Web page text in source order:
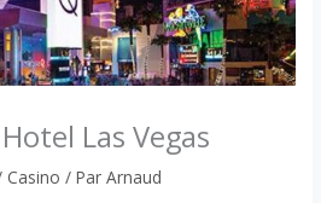
Las Vegas
Casino / ParArnaud